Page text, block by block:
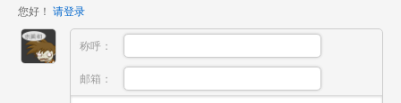
您好！ 请登录
称呼：
邮箱：